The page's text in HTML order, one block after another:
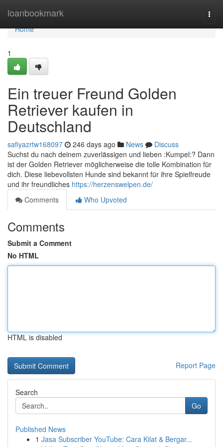
loanbookmark
Home
Home
1
Ein treuer Freund Golden
Retriever kaufen in
Deutschland
safiyazrtw168097 246 days ago News
Discuss
Suchst du nach deinem zuverlässigen und lieben :Kumpel:? Dann
ist der Golden Retriever möglicherweise die tolle Kombination für
dich. Diese liebevollsten Hunde sind bekannt für ihre Spielfreude
und ihr freundliches https://herzenswelpen.de/
Comments
Who Upvoted
Comments
Submit a Comment
No HTML
HTML is disabled
Report Page
Search
Go
Published News
1 Jasa Subscriber YouTube: Cara Kilat & Bergar...